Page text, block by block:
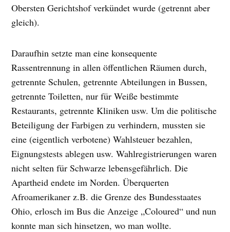
Obersten Gerichtshof verkündet wurde (getrennt aber
gleich).
Daraufhin setzte man eine konsequente
Rassentrennung in allen öffentlichen Räumen durch,
getrennte Schulen, getrennte Abteilungen in Bussen,
getrennte Toiletten, nur für Weiße bestimmte
Restaurants, getrennte Kliniken usw. Um die politische
Beteiligung der Farbigen zu verhindern, mussten sie
eine (eigentlich verbotene) Wahlsteuer bezahlen,
Eignungstests ablegen usw. Wahlregistrierungen waren
nicht selten für Schwarze lebensgefährlich. Die
Apartheid endete im Norden. Überquerten
Afroamerikaner z.B. die Grenze des Bundesstaates
Ohio, erlosch im Bus die Anzeige „Coloured“ und nun
konnte man sich hinsetzen, wo man wollte.